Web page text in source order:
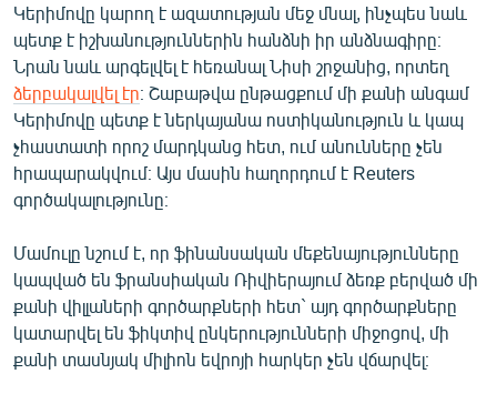
English
Русский
ՀԵՏԵՎԵՔ ՄԵԶ
«Ազատության» բոլոր կայքերը
Կերիմովը կարող է ազատության մեջ մնալ, ինչպես նաև
պետք է իշխանություններին հանձնի իր անձնագիրը։
Նրան նաև արգելվել է հեռանալ Նիսի շրջանից, որտեղ
ձերբակալվել էր։ Շաբաթվա ընթացքում մի քանի անգամ
Կերիմովը պետք է ներկայանա ոստիկանություն և կապ
չհաստատի որոշ մարդկանց հետ, ում անունները չեն
հրապարակվում։ Այս մասին հաղորդում է Reuters
գործակալությունը։
Մամուլը նշում է, որ ֆինանսական մեքենայությունները
կապված են ֆրանսիական Ռիվիերայում ձեռք բերված մի
քանի վիլլաների գործարքների հետ` այդ գործարքները
կատարվել են ֆիկտիվ ընկերությունների միջոցով, մի
քանի տասնյակ միլիոն եվրոյի հարկեր չեն վճարվել։